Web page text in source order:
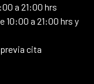
a 21:00 hrs
10:00 a 21:00 hrs y
cita